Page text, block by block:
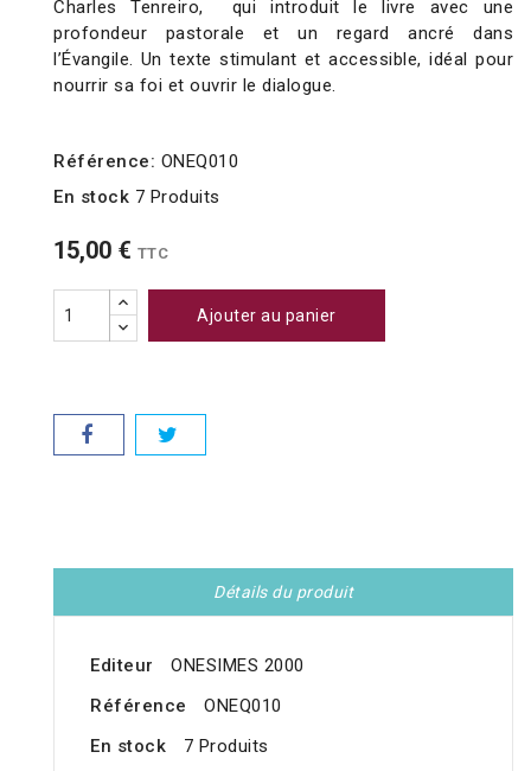
Charles Tenreiro, qui introduit le livre avec une
profondeur pastorale et un regard ancré dans
l’Évangile. Un texte stimulant et accessible, idéal pour
nourrir sa foi et ouvrir le dialogue.
Référence: ONEQ010
En stock 7 Produits
15,00 € TTC
Ajouter au panier
Détails du produit
Editeur
ONESIMES 2000
Référence
ONEQ010
En stock
7 Produits